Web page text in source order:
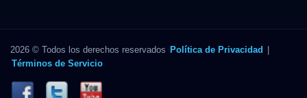
2026 © Todos los derechos reservados Política de Privacidad
Términos de Servicio